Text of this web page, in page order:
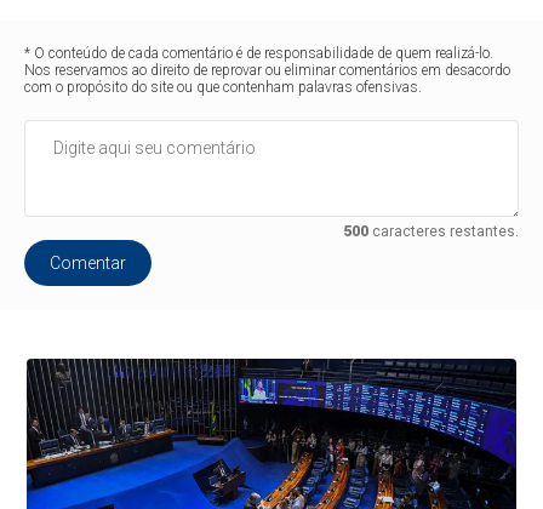
* O conteúdo de cada comentário é de responsabilidade de quem realizá-lo.
Nos reservamos ao direito de reprovar ou eliminar comentários em desacordo
com o propósito do site ou que contenham palavras ofensivas.
500caracteres restantes.
Comentar